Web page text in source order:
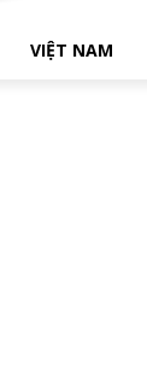
VIỆT NAM